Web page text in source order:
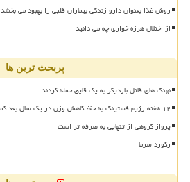
روش غذا بعنوان دارو زندگی بیماران قلبی را بهبود می بخشد
از اختلال هرزه خواری چه می دانید
پربحث ترین ها
نهنگ های قاتل باردیگر به یک قایق حمله کردند
۱۲ هفته رژیم فستینگ به حفظ کاهش وزن در یک سال بعد کمک نماید
پرواز گروهی از تنهایی به صرفه تر است
رکورد سرما